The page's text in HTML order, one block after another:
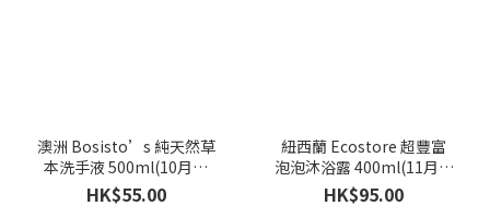
澳洲 Bosisto’s 純天然草
本洗手液 500ml(10月下
旬)
HK$55.00
紐西蘭 Ecostore 超豐富
泡泡沐浴露 400ml(11月中
旬)
HK$95.00